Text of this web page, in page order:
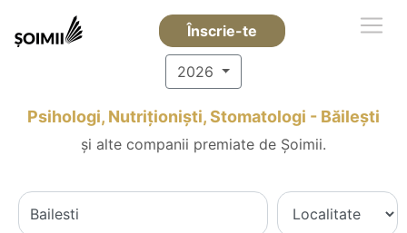
Înscrie-te
2026
Psihologi, Nutriționiști, Stomatologi - Băileşti
și alte companii premiate de Șoimii.